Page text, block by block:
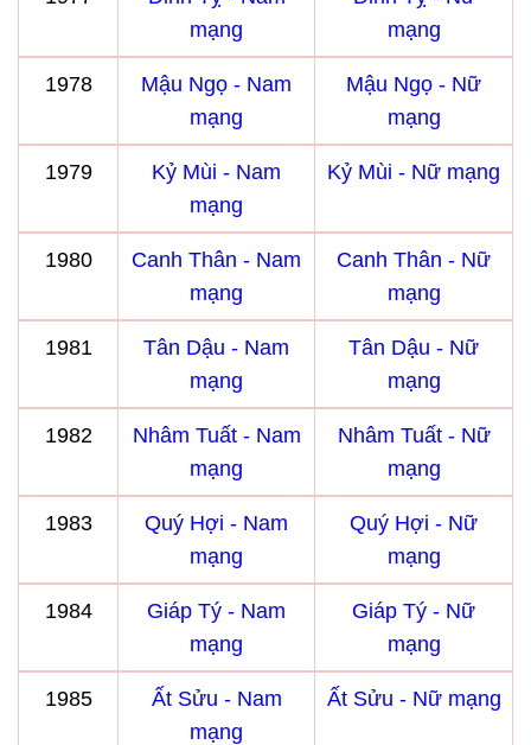
mạng
mạng
1978
Mậu Ngọ - Nam
mạng
Mậu Ngọ - Nữ
mạng
1979
Kỷ Mùi - Nam
mạng
Kỷ Mùi - Nữ mạng
1980
Canh Thân - Nam
mạng
Canh Thân - Nữ
mạng
1981
Tân Dậu - Nam
mạng
Tân Dậu - Nữ
mạng
1982
Nhâm Tuất - Nam
mạng
Nhâm Tuất - Nữ
mạng
1983
Quý Hợi - Nam
mạng
Quý Hợi - Nữ
mạng
1984
Giáp Tý - Nam
mạng
Giáp Tý - Nữ
mạng
1985
Ất Sửu - Nam
mạng
Ất Sửu - Nữ mạng